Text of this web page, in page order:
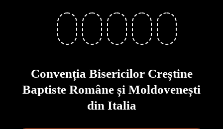
Convenția Bisericilor Creștine
Baptiste Române și Moldovenești
din Italia